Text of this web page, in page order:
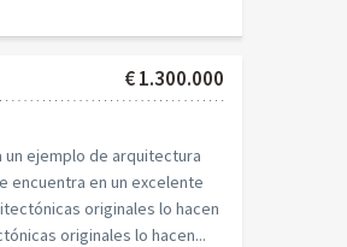
€ 1.300.000
un ejemplo de arquitectura
encuentra en un excelente
originales lo hacen
originales lo hacen...